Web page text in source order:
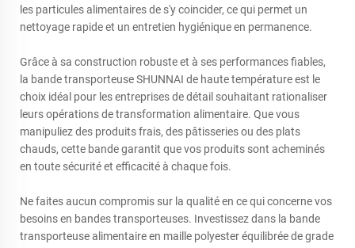
les particules alimentaires de s'y coincider, ce qui permet un
nettoyage rapide et un entretien hygiénique en permanence.
Grâce à sa construction robuste et à ses performances fiables,
la bande transporteuse SHUNNAI de haute température est le
choix idéal pour les entreprises de détail souhaitant rationaliser
leurs opérations de transformation alimentaire. Que vous
manipuliez des produits frais, des pâtisseries ou des plats
chauds, cette bande garantit que vos produits sont acheminés
en toute sécurité et efficacité à chaque fois.
Ne faites aucun compromis sur la qualité en ce qui concerne vos
besoins en bandes transporteuses. Investissez dans la bande
transporteuse alimentaire en maille polyester équilibrée de grade